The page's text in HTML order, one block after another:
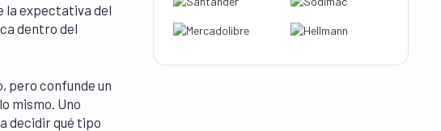
la expectativa del
dentro del
pero confunde un
mismo. Uno
decidir qué tipo